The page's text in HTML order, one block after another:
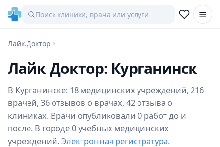
Лайк.Доктор
Лайк Доктор: Курганинск
В Курганинске: 18 медицинских учреждений, 216
врачей, 36 отзывов о врачах, 42 отзыва о
клиниках. Врачи опубликовали 0 работ до и
после. В городе 0 учебных медицинских
учреждений. Электронная регистратура.